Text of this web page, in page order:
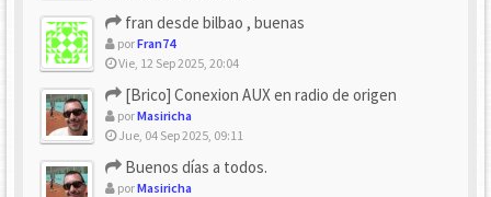
fran desde bilbao , buenas
porFran74
Vie, 12 Sep 2025, 20:04
[Brico] Conexion AUX en radio de origen
porMasiricha
Jue, 04 Sep 2025, 09:11
Buenos días a todos.
porMasiricha